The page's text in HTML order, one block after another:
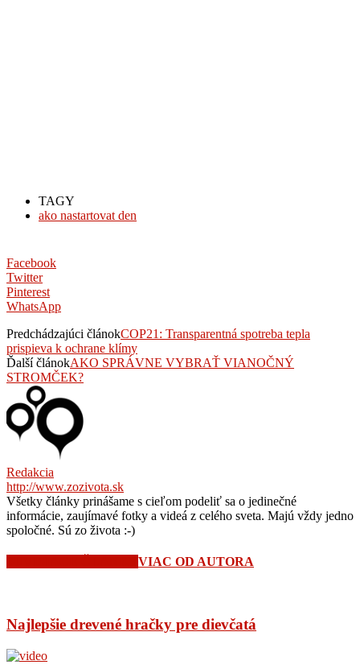
TAGY
ako nastartovat den
Facebook
Twitter
Pinterest
WhatsApp
Predchádzajúci článokCOP21: Transparentná spotreba tepla
prispieva k ochrane klímy
Ďalší článokAKO SPRÁVNE VYBRAŤ VIANOČNÝ
STROMČEK?
Redakcia
http://www.zozivota.sk
Všetky články prinášame s cieľom podeliť sa o jedinečné
informácie, zaujímavé fotky a videá z celého sveta. Majú vždy jedno
spoločné. Sú zo života :-)
VIAC OD AUTORA
Najlepšie drevené hračky pre dievčatá